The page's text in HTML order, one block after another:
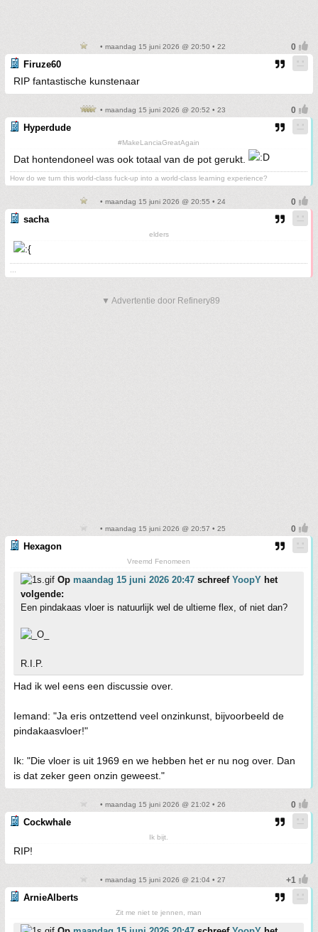
• maandag 15 juni 2026 @ 20:50 • 22
Firuze60
RIP fantastische kunstenaar
• maandag 15 juni 2026 @ 20:52 • 23
Hyperdude
#MakeLanciaGreatAgain
Dat hontendoneel was ook totaal van de pot gerukt.
How do we turn this world-class fuck-up into a world-class learning experience?
• maandag 15 juni 2026 @ 20:55 • 24
sacha
elders
▼ Advertentie door Refinery89
• maandag 15 juni 2026 @ 20:57 • 25
Hexagon
Vreemd Fenomeen
Op maandag 15 juni 2026 20:47 schreef YoopY het
volgende:
Een pindakaas vloer is natuurlijk wel de ultieme flex, of niet dan?
R.I.P.
Had ik wel eens een discussie over.
Iemand: "Ja eris ontzettend veel onzinkunst, bijvoorbeeld de
pindakaasvloer!"
Ik: "Die vloer is uit 1969 en we hebben het er nu nog over. Dan
is dat zeker geen onzin geweest."
• maandag 15 juni 2026 @ 21:02 • 26
Cockwhale
Ik bijt.
RIP!
• maandag 15 juni 2026 @ 21:04 • 27
ArnieAlberts
Zit me niet te jennen, man